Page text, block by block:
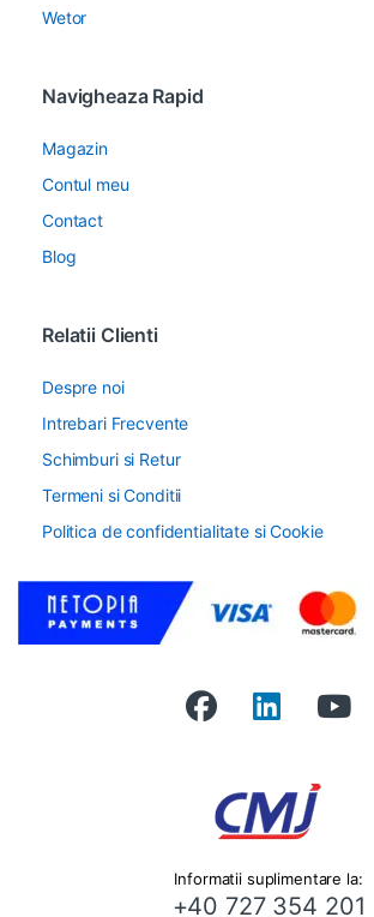
Wetor
Navigheaza Rapid
Magazin
Contul meu
Contact
Blog
Relatii Clienti
Despre noi
Intrebari Frecvente
Schimburi si Retur
Termeni si Conditii
Politica de confidentialitate si Cookie
Informatii suplimentare la:
+40 727 354 201